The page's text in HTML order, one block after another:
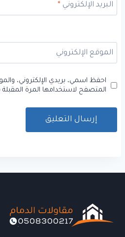
البريد الإلكتروني*
الموقع الإلكتروني
احفظ اسمي، بريدي الإلكتروني،
المتصفح لاستخدامها المرة